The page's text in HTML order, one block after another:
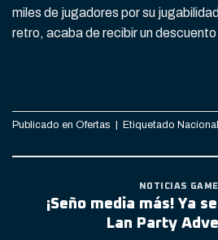
miles de jugadores por su
retro, acaba de recibir un
Publicado en Ofertas Etiquetado
NOTICIAS
¡Seño media más! Ya
Lan Party